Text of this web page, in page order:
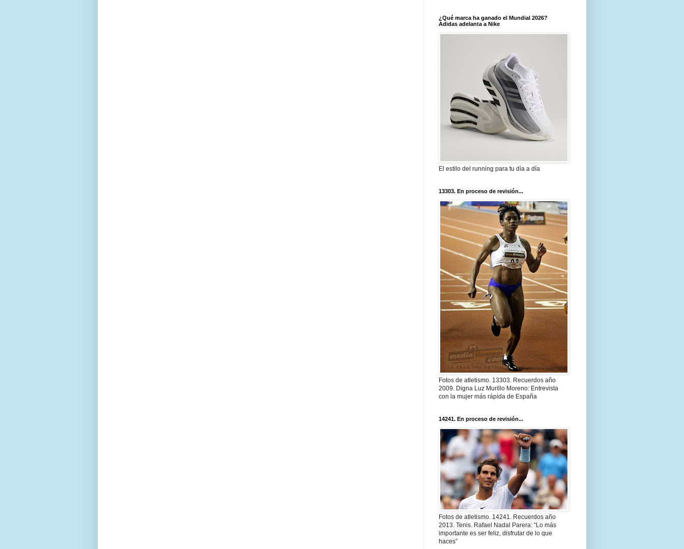
¿Qué marca ha ganado el Mundial 2026?
Adidas adelanta a Nike
El estilo del running para tu día a día
13303. En proceso de revisión...
Fotos de atletismo. 13303. Recuerdos año
2009. Digna Luz Murillo Moreno: Entrevista
con la mujer más rápida de España
14241. En proceso de revisión...
Fotos de atletismo. 14241. Recuerdos año
2013. Tenis. Rafael Nadal Parera: “Lo más
importante es ser feliz, disfrutar de lo que
haces”